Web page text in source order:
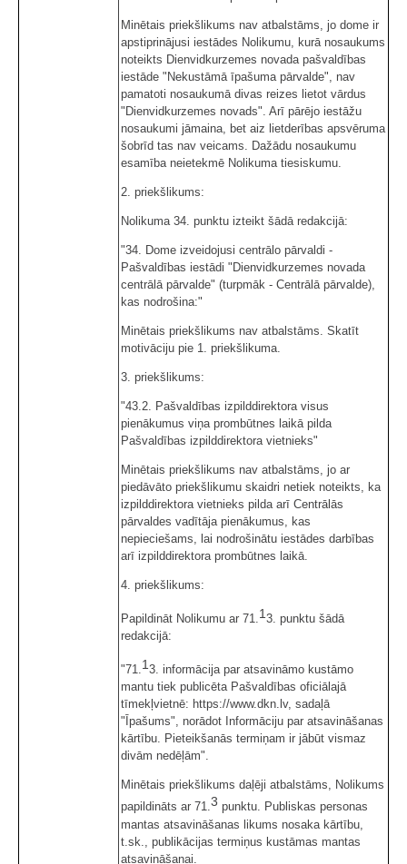
Minētais priekšlikums nav atbalstāms, jo dome ir
apstiprinājusi iestādes Nolikumu, kurā nosaukums
noteikts Dienvidkurzemes novada pašvaldības
iestāde "Nekustāmā īpašuma pārvalde", nav
pamatoti nosaukumā divas reizes lietot vārdus
"Dienvidkurzemes novads". Arī pārējo iestāžu
nosaukumi jāmaina, bet aiz lietderības apsvēruma
šobrīd tas nav veicams. Dažādu nosaukumu
esamība neietekmē Nolikuma tiesiskumu.
2. priekšlikums:
Nolikuma 34. punktu izteikt šādā redakcijā:
"34. Dome izveidojusi centrālo pārvaldi -
Pašvaldības iestādi "Dienvidkurzemes novada
centrālā pārvalde" (turpmāk - Centrālā pārvalde),
kas nodrošina:"
Minētais priekšlikums nav atbalstāms. Skatīt
motivāciju pie 1. priekšlikuma.
3. priekšlikums:
"43.2. Pašvaldības izpilddirektora visus
pienākumus viņa prombūtnes laikā pilda
Pašvaldības izpilddirektora vietnieks"
Minētais priekšlikums nav atbalstāms, jo ar
piedāvāto priekšlikumu skaidri netiek noteikts, ka
izpilddirektora vietnieks pilda arī Centrālās
pārvaldes vadītāja pienākumus, kas
nepieciešams, lai nodrošinātu iestādes darbības
arī izpilddirektora prombūtnes laikā.
4. priekšlikums:
Papildināt Nolikumu ar 71.1 3. punktu šādā
redakcijā:
"71.1 3. informācija par atsavināmo kustāmo
mantu tiek publicēta Pašvaldības oficiālajā
tīmekļvietnē: https://www.dkn.lv, sadaļā
"Īpašums", norādot Informāciju par atsavināšanas
kārtību. Pieteikšanās termiņam ir jābūt vismaz
divām nedēļām".
Minētais priekšlikums daļēji atbalstāms, Nolikums
papildināts ar 71.3 punktu. Publiskas personas
mantas atsavināšanas likums nosaka kārtību,
t.sk., publikācijas termiņus kustāmas mantas
atsavināšanai.